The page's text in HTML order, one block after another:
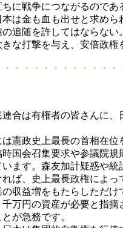
に戦争につながるので
は金も血も出せと求めら
随を許してはならない。
な打撃を与え、安倍政権
・・・・・・・・・
合は有権者の皆さんに
憲政史上最長の首相在
国会召集要求や参議院
ます。森友加計疑惑や
ば、史上最長政権によっ
収益増をもたらしただ
万円の資産が必要と指
が急務です。